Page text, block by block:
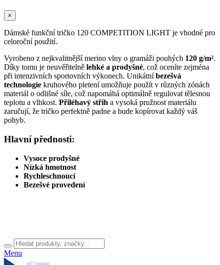
×
Dámské funkční tričko 120 COMPETITION LIGHT je vhodné pro
celoroční použití.
Vyrobeno z nejkvalitnější merino vlny o gramáži pouhých 120 g/m².
Díky tomu je neuvěřitelně lehké a prodyšné, což oceníte zejména
při intenzivních sportovních výkonech. Unikátníbezešvá
technologie kruhového pletení umožňuje použít v různých zónách
materiál o odlišné síle, což napomáhá optimálně regulovat tělesnou
teplotu a vlhkost. Přiléhavý střih a vysoká pružnost materiálu
zaručují, že tričko perfektně padne a bude kopírovat každý váš
pohyb.
Hlavní přednosti:
Vysoce prodyšné
Nízká hmotnost
Rychleschnoucí
Bezešvé provedení
Menu